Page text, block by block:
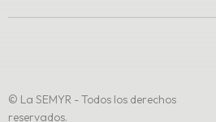
© La SEMYR - Todos los derechos
reservados.